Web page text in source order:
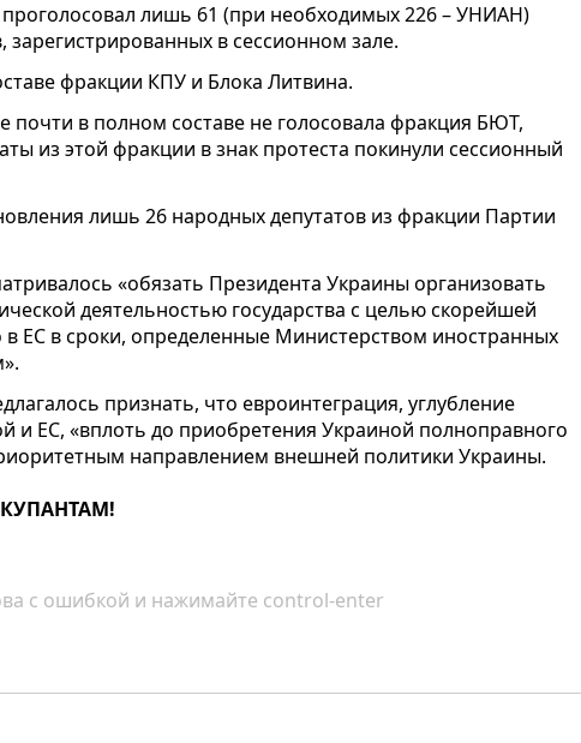
лишь 61 (при необходимых 226 – УНИАН)
зарегистрированных в сессионном зале.
фракции КПУ и Блока Литвина.
почти в полном составе не голосовала фракция БЮТ,
из этой фракции в знак протеста покинули сессионный
лишь 26 народных депутатов из фракции Партии
«обязать Президента Украины организовать
деятельностью государства с целью скорейшей
в ЕС в сроки, определенные Министерством иностранных
признать, что евроинтеграция, углубление
и ЕС, «вплоть до приобретения Украиной полноправного
направлением внешней политики Украины.
с ошибкой и нажимайте control-enter